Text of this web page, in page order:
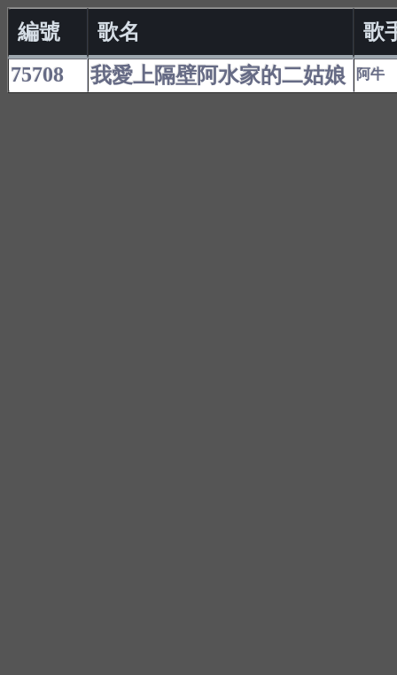
編號 歌名
歌
75708
我愛上隔壁阿水家的二姑娘 阿牛